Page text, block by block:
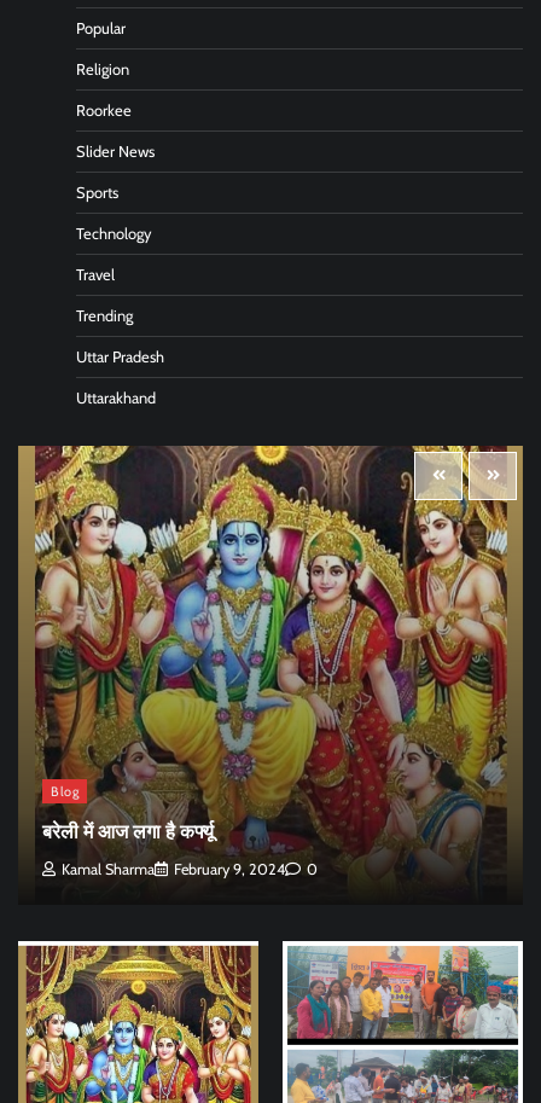
Popular
Religion
Roorkee
Slider News
Sports
Technology
Travel
Trending
Uttar Pradesh
Uttarakhand
Blog
बरेली में आज लगा है कर्फ्यू
Kamal Sharma February 9, 2024 0